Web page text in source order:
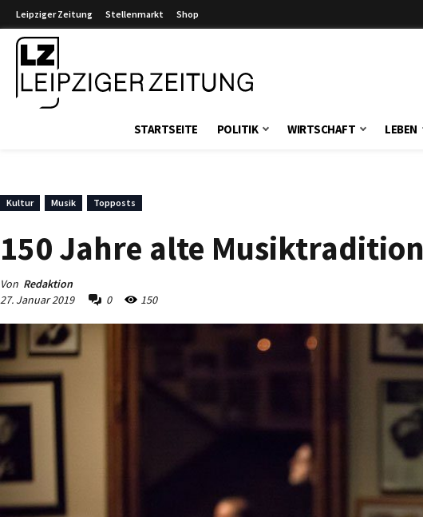
Leipziger Zeitung Stellenmarkt Shop
STARTSEITE POLITIK WIRTSCHAFT LEBEN
Kultur Musik Topposts
150 Jahre alte
Von Redaktion
27. Januar 2019
0 150